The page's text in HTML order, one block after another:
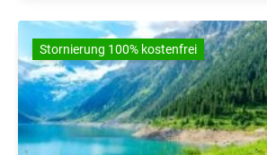
Stornierung 100% kostenfrei